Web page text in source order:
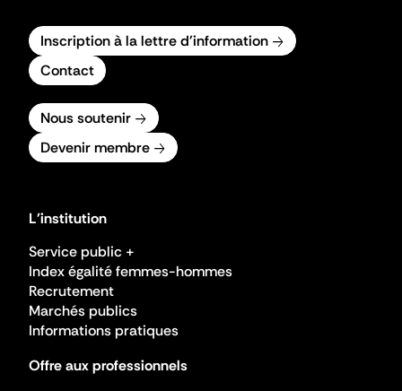
Inscription à la lettre d'information
Contact
Nous soutenir
Devenir membre
L'institution
Service public +
Index égalité femmes-hommes
Recrutement
Marchés publics
Informations pratiques
Offre aux professionnels